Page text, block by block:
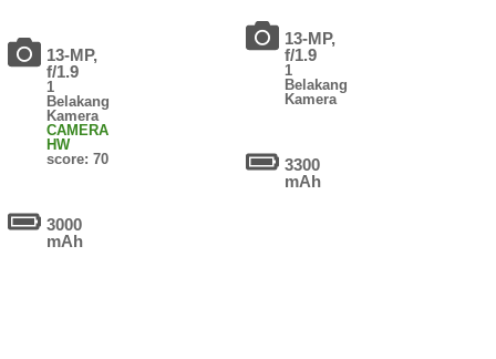
13-MP,
f/1.9
1
Belakang
Kamera
CAMERA
HW
score: 70
3000
mAh
13-MP,
f/1.9
1
Belakang
Kamera
3300
mAh